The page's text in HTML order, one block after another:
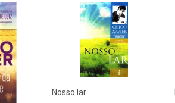
Nosso lar